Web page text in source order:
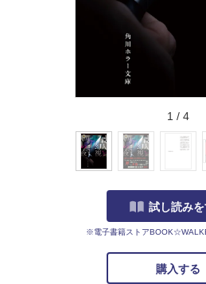
1 / 4
試し読み
※電子書籍ストア
購入する